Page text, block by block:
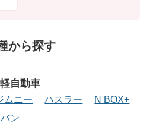
から探す
軽自動車
ムニー ハスラー
N BOX+
ン